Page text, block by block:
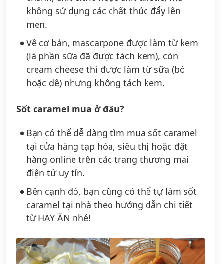
không sử dụng các chất thúc đẩy lên
men.
Về cơ bản, mascarpone được làm từ kem
(là phần sữa đã được tách kem), còn
cream cheese thì được làm từ sữa (bò
hoặc dê) nhưng không tách kem.
Sốt caramel mua ở đâu?
Bạn có thể dễ dàng tìm mua sốt caramel
tại cửa hàng tạp hóa, siêu thị hoặc đặt
hàng online trên các trang thương mại
điện tử uy tín.
Bên cạnh đó, bạn cũng có thể tự làm sốt
caramel tại nhà theo hướng dẫn chi tiết
từ HAY ĂN nhé!